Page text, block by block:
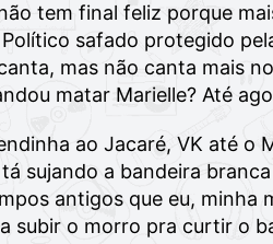
tem final feliz porque
Político safado protegido
mas não canta mais
matar Marielle? Até
ao Jacaré, VK até o
sujando a bandeira
antigos que eu, minha
subir o morro pra curtir o